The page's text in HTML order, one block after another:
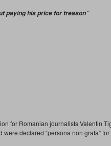
paying his price for treason”
for Romanian journalists Valentin
declared “persona non grata”